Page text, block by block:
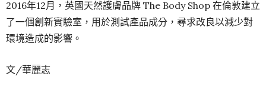
2016年12月，英國天然護膚品牌 The Body Shop 在倫敦建立
了一個創新實驗室，用於測試產品成分，尋求改良以減少對
環境造成的影響。
文/華麗志